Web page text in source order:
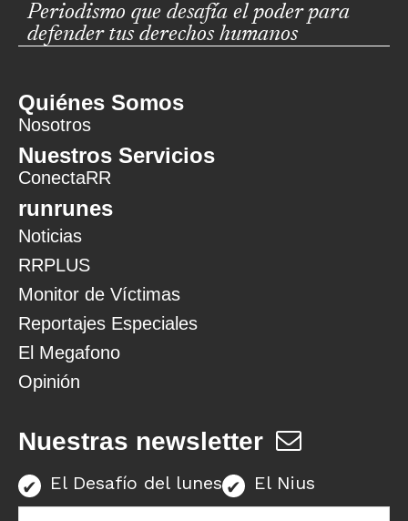
Periodismo que desafía el poder para
defender tus derechos humanos
Quiénes Somos
Nosotros
Nuestros Servicios
ConectaRR
runrunes
Noticias
RRPLUS
Monitor de Víctimas
Reportajes Especiales
El Megafono
Opinión
Nuestras newsletter
El Desafío del lunes El Nius